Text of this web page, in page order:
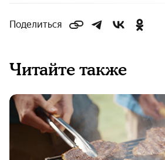
Поделиться
Читайте также